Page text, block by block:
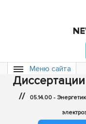
Меню сайта
// 05.14.00 -